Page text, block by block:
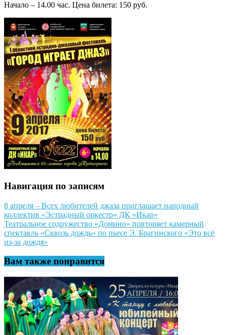
Начало – 14.00 час. Цена билета: 150 руб.
Навигация по записям
8 апреля – Всех любителей джаза приглашает народный
коллектив «Эстрадный оркестр» ДК «Икар»
Театральное содружество «Домино» повторяет камерный
спектакль «Сквозь дождь» по пьесе Э. Брагинского «Это всё
из-за дождя»
Вам также понравится